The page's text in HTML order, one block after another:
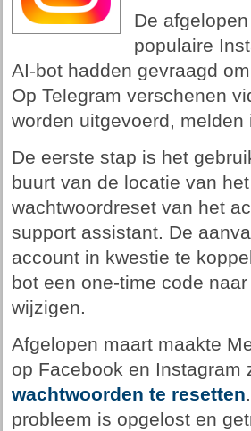
De
populaire
AI-bot hadden gevraagd
Op Telegram verschenen
worden uitgevoerd, melden
De eerste stap is het
buurt van de locatie van
wachtwoordreset van het
support assistant. De
account in kwestie te
bot een one-time code
wijzigen.
Afgelopen maart maakte
op Facebook en
wachtwoorden te resetten
probleem is opgelost en